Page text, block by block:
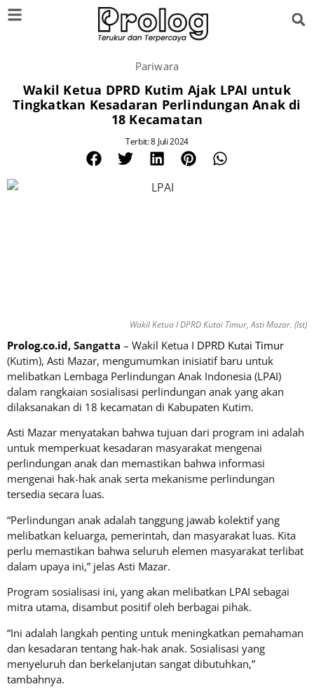
Pariwara
Wakil Ketua DPRD Kutim Ajak LPAI untuk
Tingkatkan Kesadaran Perlindungan Anak di
18 Kecamatan
Terbit: 8 Juli 2024
Wakil Ketua I DPRD Kutai Timur, Asti Mazar. (Ist)
Prolog.co.id, Sangatta – Wakil Ketua I DPRD Kutai Timur
(Kutim), Asti Mazar, mengumumkan inisiatif baru untuk
melibatkan Lembaga Perlindungan Anak Indonesia (LPAI)
dalam rangkaian sosialisasi perlindungan anak yang akan
dilaksanakan di 18 kecamatan di Kabupaten Kutim.
Asti Mazar menyatakan bahwa tujuan dari program ini adalah
untuk memperkuat kesadaran masyarakat mengenai
perlindungan anak dan memastikan bahwa informasi
mengenai hak-hak anak serta mekanisme perlindungan
tersedia secara luas.
“Perlindungan anak adalah tanggung jawab kolektif yang
melibatkan keluarga, pemerintah, dan masyarakat luas. Kita
perlu memastikan bahwa seluruh elemen masyarakat terlibat
dalam upaya ini,” jelas Asti Mazar.
Program sosialisasi ini, yang akan melibatkan LPAI sebagai
mitra utama, disambut positif oleh berbagai pihak.
“Ini adalah langkah penting untuk meningkatkan pemahaman
dan kesadaran tentang hak-hak anak. Sosialisasi yang
menyeluruh dan berkelanjutan sangat dibutuhkan,”
tambahnya.